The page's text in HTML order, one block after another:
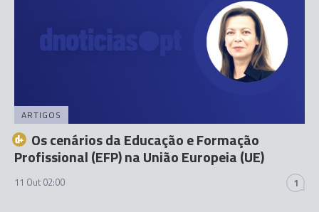
ARTIGOS
Os cenários da Educação e Formação
Profissional (EFP) na União Europeia (UE)
11 Out 02:00 1